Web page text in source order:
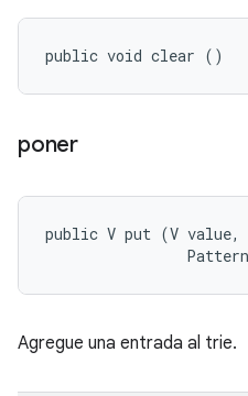
public void clear ()
poner
public V put (V value,
Agregue una entrada al trie.